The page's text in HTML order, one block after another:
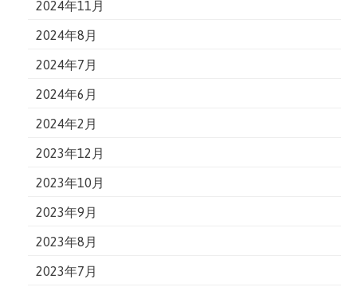
2024年11月
2024年8月
2024年7月
2024年6月
2024年2月
2023年12月
2023年10月
2023年9月
2023年8月
2023年7月